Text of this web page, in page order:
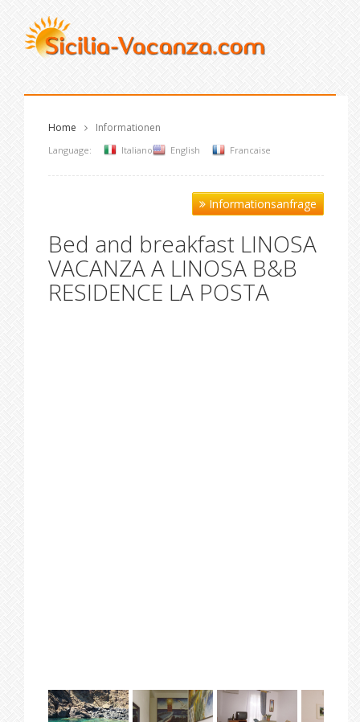
Home Informationen
Language: Italiano English Francaise
Informationsanfrage
Bed and breakfast LINOSA
VACANZA A LINOSA B&B
RESIDENCE LA POSTA